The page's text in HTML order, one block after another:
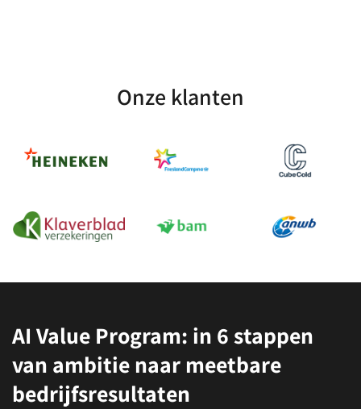
Onze klanten
AI Value Program: in 6 stappen
van ambitie naar meetbare
bedrijfsresultaten